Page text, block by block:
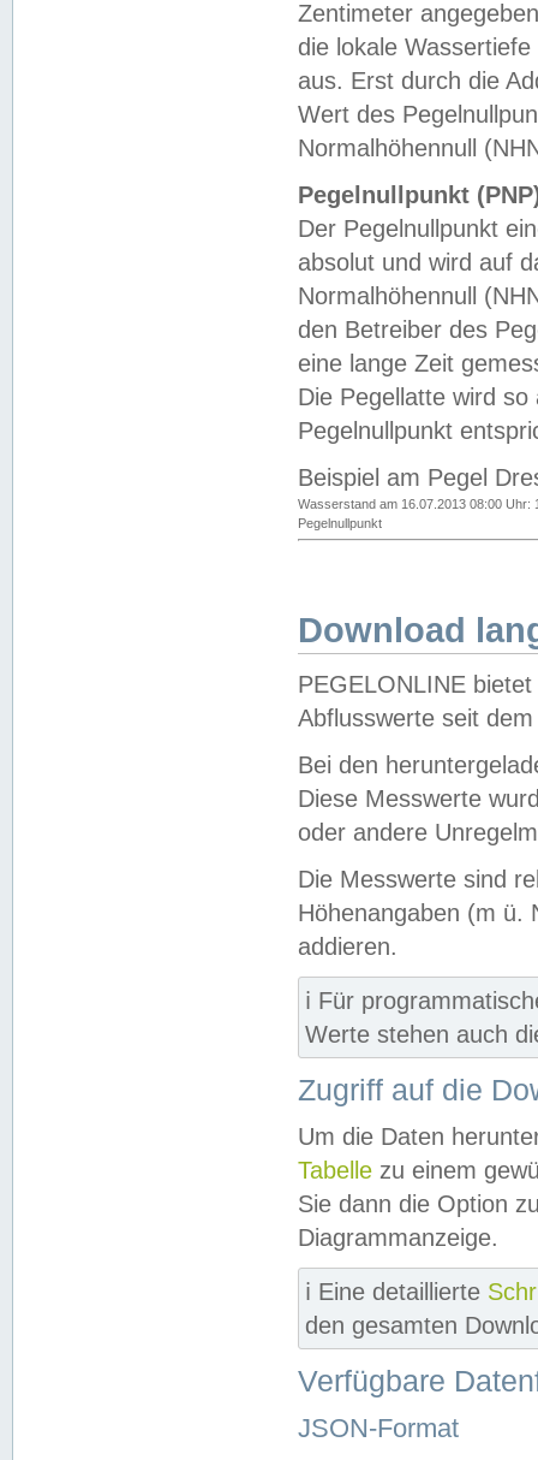
Zentimeter
die lokale
aus. Erst durch die
Wert des
Normalhöhennull
Pegelnullpunkt
Der Pegelnullpunkt
absolut und wird auf
Normalhöhennull
den Betreiber des
eine lange Zeit
Die Pegellatte wird
Pegelnullpunkt
Beispiel am Pegel
Wasserstand am 16.07.2013 08:00 Uhr:
Pegelnullpunkt
Download
PEGELONLINE
Abflusswerte seit
Bei den
Diese Messwerte
oder andere
Die Messwerte sind
Höhenangaben (m ü.
addieren.
ℹ️ Für
Werte stehen auch
Zugriff auf die
Um die Daten
Tabelle zu einem
Sie dann die Option
Diagrammanzeige.
ℹ️ Eine detaillierte
den gesamten
Verfügbare
JSON-Format